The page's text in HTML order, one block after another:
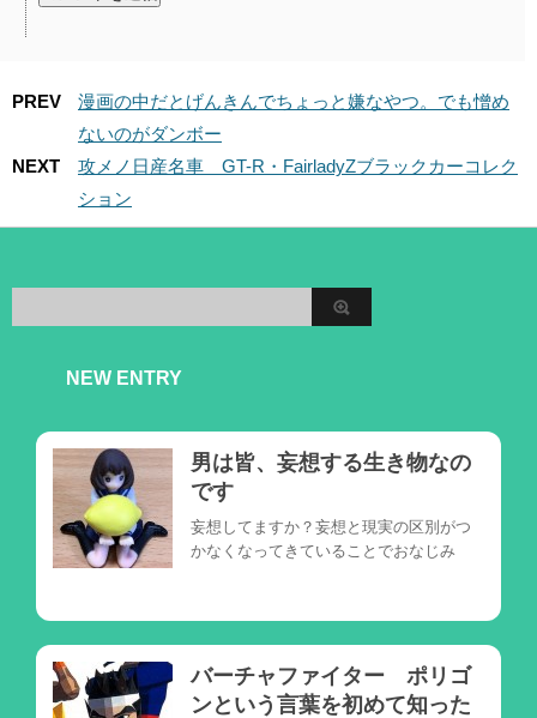
PREV
漫画の中だとげんきんでちょっと嫌なやつ。でも憎め
ないのがダンボー
NEXT
攻メノ日産名車 GT-R・FairladyZブラックカーコレク
ション
NEW ENTRY
男は皆、妄想する生き物なの
です
妄想してますか？妄想と現実の区別がつ
かなくなってきていることでおなじみ
バーチャファイター ポリゴ
ンという言葉を初めて知った